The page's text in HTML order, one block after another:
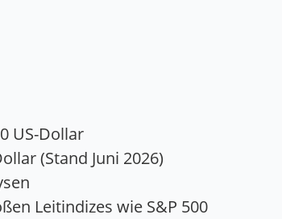
US-Dollar
(Stand Juni 2026)
Leitindizes wie S&P 500